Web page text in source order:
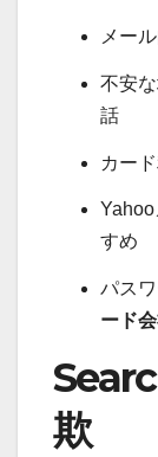
メー
不安
話
カー
すめ
パス
ード
欺